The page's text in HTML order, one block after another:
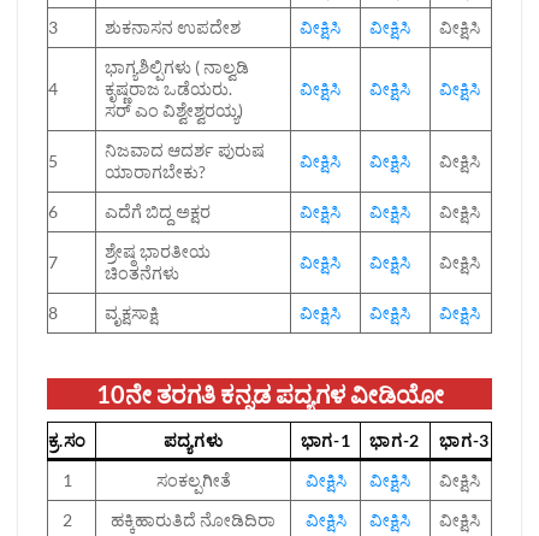
3
ಶುಕನಾಸನ ಉಪದೇಶ ವೀಕ್ಷಿಸಿ ವೀಕ್ಷಿಸಿ ವೀಕ್ಷಿಸಿ
4
ಭಾಗ್ಯಶಿಲ್ಪಿಗಳು ( ನಾಲ್ವಡಿ
ಕೃಷ್ಣರಾಜ ಒಡೆಯರು.
ಸರ್ ಎಂ ವಿಶ್ವೇಶ್ವರಯ್ಯ)
ವೀಕ್ಷಿಸಿ ವೀಕ್ಷಿಸಿ ವೀಕ್ಷಿಸಿ
5
ನಿಜವಾದ ಆದರ್ಶ ಪುರುಷ
ಯಾರಾಗಬೇಕು?
ವೀಕ್ಷಿಸಿ ವೀಕ್ಷಿಸಿ ವೀಕ್ಷಿಸಿ
6 ಎದೆಗೆ ಬಿದ್ದ ಅಕ್ಷರ ವೀಕ್ಷಿಸಿ ವೀಕ್ಷಿಸಿ ವೀಕ್ಷಿಸಿ
7
ಶ್ರೇಷ್ಠ ಭಾರತೀಯ
ಚಿಂತನೆಗಳು
ವೀಕ್ಷಿಸಿ ವೀಕ್ಷಿಸಿ ವೀಕ್ಷಿಸಿ
8 ವೃಕ್ಷಸಾಕ್ಷಿ ವೀಕ್ಷಿಸಿ ವೀಕ್ಷಿಸಿ ವೀಕ್ಷಿಸಿ
10ನೇ ತರಗತಿ ಕನ್ನಡ ಪದ್ಯಗಳ ವೀಡಿಯೋ
ಕ್ರ.ಸಂ ಪದ್ಯಗಳು ಭಾಗ-1 ಭಾಗ-2
ಭಾಗ-3
1
ಸಂಕಲ್ಪಗೀತೆ ವೀಕ್ಷಿಸಿ ವೀಕ್ಷಿಸಿ
ವೀಕ್ಷಿಸಿ
2
ಹಕ್ಕಿಹಾರುತಿದೆ ನೋಡಿದಿರಾ ವೀಕ್ಷಿಸಿ ವೀಕ್ಷಿಸಿ
ವೀಕ್ಷಿಸಿ